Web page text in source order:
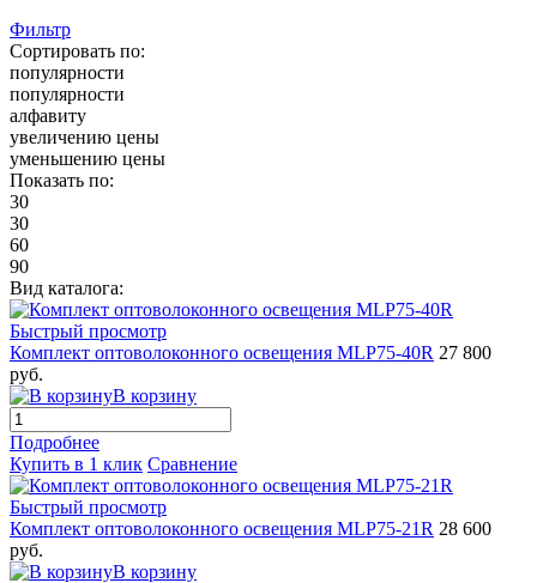
Фильтр
Сортировать по:
популярности
популярности
алфавиту
увеличению цены
уменьшению цены
Показать по:
30
30
60
90
Вид каталога:
Быстрый просмотр
Комплект оптоволоконного освещения MLP75-40R 27 800
руб.
В корзину
Подробнее
Купить в 1 клик Сравнение
Быстрый просмотр
Комплект оптоволоконного освещения MLP75-21R 28 600
руб.
В корзину